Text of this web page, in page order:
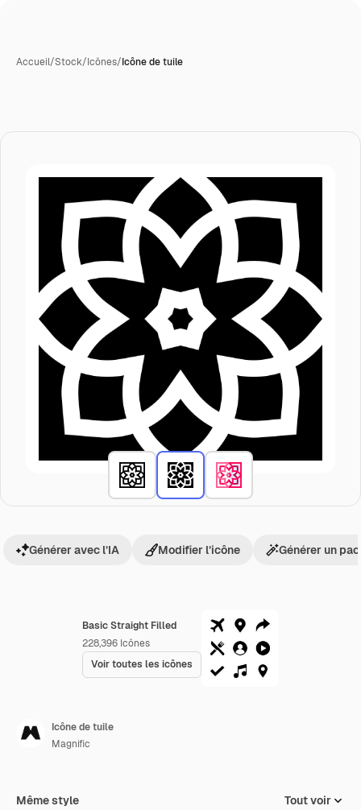
Accueil/Stock/Icônes/Icône de tuile
Basic Straight Filled
228,396 Icônes
Voir toutes les icônes
Générer avec l’IA Modifier l’icône Générer un
Icône de tuile
Magnific
Même style Tout voir